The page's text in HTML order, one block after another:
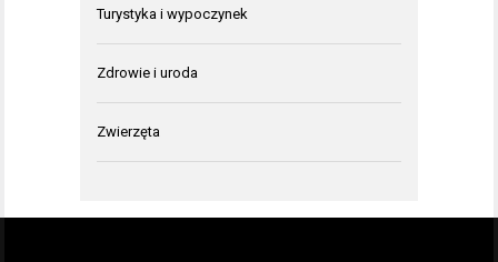
Turystyka i wypoczynek
Zdrowie i uroda
Zwierzęta